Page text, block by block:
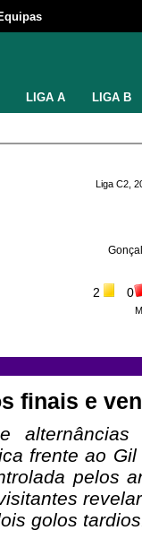
LIGA A LIGA B
Liga C2,
2 0
finais e
frente ao
pelos
golos